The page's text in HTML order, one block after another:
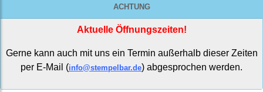
ACHTUNG
Aktuelle Öffnungszeiten!
Gerne kann auch mit uns ein Termin außerhalb dieser Zeiten
per E-Mail (info@stempelbar.de) abgesprochen werden.